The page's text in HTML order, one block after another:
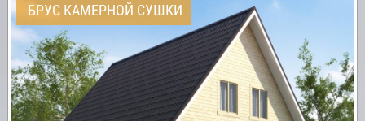
БРУС КАМЕРНОЙ СУШКИ